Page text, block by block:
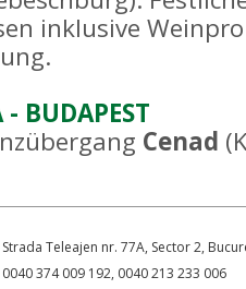
inklusive
BUDAPEST
Cenad
Strada Teleajen nr. 77A, Sector 2,
0040 374 009 192, 0040 213 233 006